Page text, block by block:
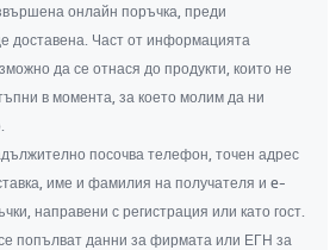
онлайн поръчка, преди
доставена. Част от информацията
да се отнася до продукти, които не
в момента, за което молим да ни
посочва телефон, точен адрес
име и фамилия на получателя и e-
направени с регистрация или като гост.
попълват данни за фирмата или ЕГН за